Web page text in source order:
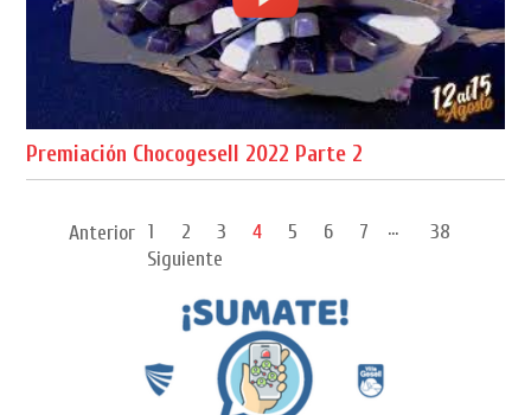
Premiación Chocogesell 2022 Parte 2
Anterior 1 2 3 4 5 6 7 ...
38
Siguiente